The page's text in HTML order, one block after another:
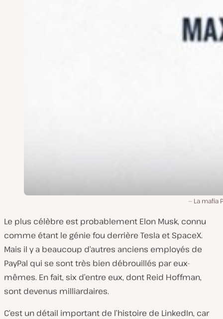
La mafia
Le plus célèbre est probablement Elon Musk, connu
comme étant le génie fou derrière Tesla et SpaceX.
Mais il y a beaucoup d’autres anciens employés de
PayPal qui se sont très bien débrouillés par eux-
mêmes. En fait, six d’entre eux, dont Reid Hoffman,
sont devenus milliardaires.
C’est un détail important de l’histoire de LinkedIn, car